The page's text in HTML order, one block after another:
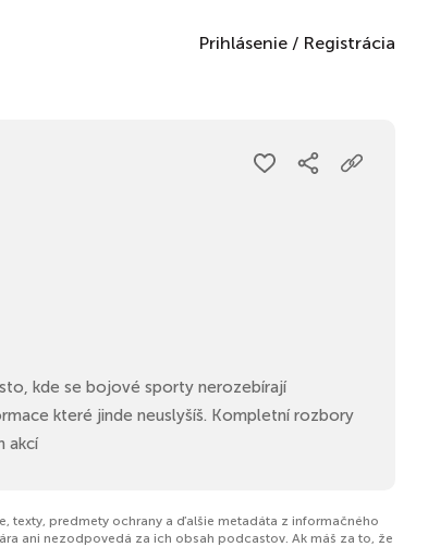
Prihlásenie / Registrácia
kde se bojové sporty nerozebírají
které jinde neuslyšíš. Kompletní rozbory
akcí
texty, predmety ochrany a ďalšie metadáta z informačného
ani nezodpovedá za ich obsah podcastov. Ak máš za to, že